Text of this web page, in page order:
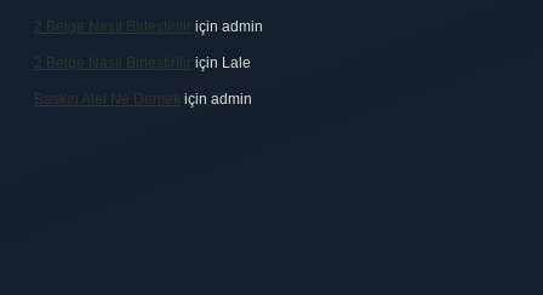
2 Belge Nasıl Birleştirilir için admin
2 Belge Nasıl Birleştirilir için Lale
Baskın Alel Ne Demek için admin